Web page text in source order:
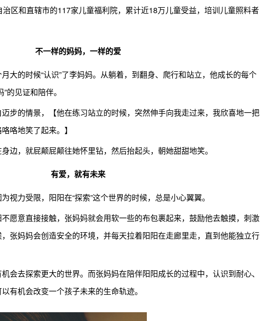
区和直辖市的117家儿童福利院，累计近18万儿童受益，培训儿童照料者
不一样的妈妈，一样的爱
大的时候“认识”了李妈妈。从躺着，到翻身、爬行和站立，他成长的每个
的见证和陪伴。
步的情景，【他在练习站立的时候，突然伸手向我走过来，我欣喜地一把
咯地笑了起来。】
边，就屁颠屁颠往她怀里钻，然后抬起头，朝她甜甜地笑。
有爱，就有未来
视力受限，阳阳在“探索”这个世界的时候，总是小心翼翼。
愿意直接接触，张妈妈就会用软一些的布包裹起来，鼓励他去触摸，刺激
张妈妈会创造安全的环境，并每天拉着阳阳在走廊里走，直到他能独立行
会去探索更大的世界。而张妈妈在陪伴阳阳成长的过程中，认识到耐心、
机会改变一个孩子未来的生命轨迹。